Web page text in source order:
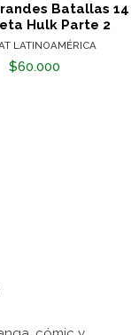
Batallas 14
Hulk Parte 2
LATINOAMÉRICA
$60.000